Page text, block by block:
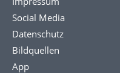
Social Media
Datenschutz
Bildquellen
App